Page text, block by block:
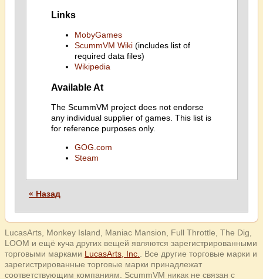
Links
MobyGames
ScummVM Wiki(includes list of
required data files)
Wikipedia
Available At
The ScummVM project does not endorse
any individual supplier of games. This list is
for reference purposes only.
GOG.com
Steam
« Назад
LucasArts, Monkey Island, Maniac Mansion, Full Throttle, The Dig,
LOOM и ещё куча других вещей являются зарегистрированными
торговыми марками LucasArts, Inc.
. Все другие торговые марки и
зарегистрированные торговые марки принадлежат
соответствующим компаниям. ScummVM никак не связан с